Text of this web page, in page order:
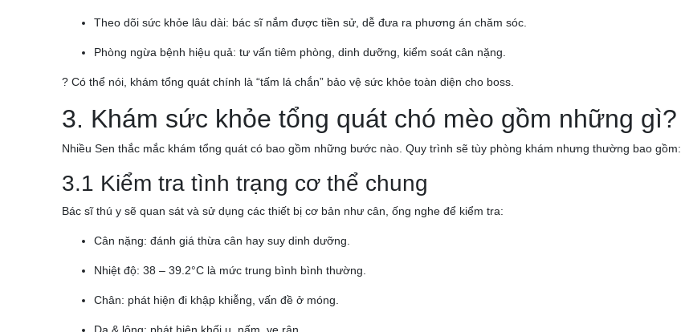
Theo dõi sức khỏe lâu dài: bác sĩ nắm được tiền sử, dễ đưa ra phương án chăm sóc.
Phòng ngừa bệnh hiệu quả: tư vấn tiêm phòng, dinh dưỡng, kiểm soát cân nặng.
? Có thể nói, khám tổng quát chính là “tấm lá chắn” bảo vệ sức khỏe toàn diện cho boss.
3. Khám sức khỏe tổng quát chó mèo gồm những gì?
Nhiều Sen thắc mắc khám tổng quát có bao gồm những bước nào. Quy trình sẽ tùy phòng khám nhưng thường bao gồm:
3.1 Kiểm tra tình trạng cơ thể chung
Bác sĩ thú y sẽ quan sát và sử dụng các thiết bị cơ bản như cân, ống nghe để kiểm tra:
Cân nặng: đánh giá thừa cân hay suy dinh dưỡng.
Nhiệt độ: 38 – 39.2°C là mức trung bình bình thường.
Chân: phát hiện đi khập khiễng, vấn đề ở móng.